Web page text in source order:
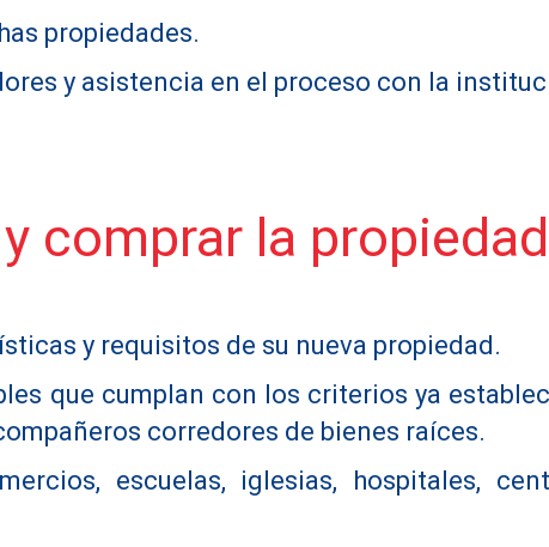
propiedades.
y asistencia en el proceso con la
comprar la
y requisitos de su nueva propiedad.
que cumplan con los criterios ya
corredores de bienes raíces.
escuelas, iglesias, hospitales,